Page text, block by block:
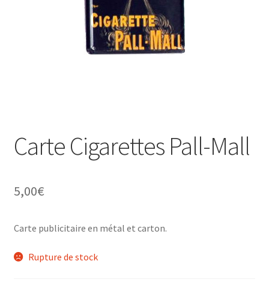
Une histoire de plaques émaillées
Carte Cigarettes Pall-Mall
5,00€
Carte publicitaire en métal et carton.
Rupture de stock